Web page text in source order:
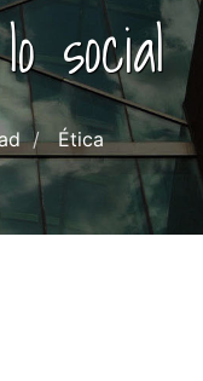
social
Ética